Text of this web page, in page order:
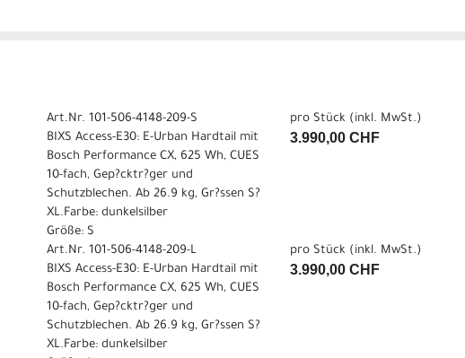
Art.Nr. 101-506-4148-209-S
BIXS Access-E30: E-Urban Hardtail mit
Bosch Performance CX, 625 Wh, CUES
10-fach, Gep?cktr?ger und
Schutzblechen. Ab 26.9 kg, Gr?ssen S?
XL.Farbe: dunkelsilber
Größe: S
pro Stück (inkl. MwSt.)
3.990,00 CHF
Art.Nr. 101-506-4148-209-L
BIXS Access-E30: E-Urban Hardtail mit
Bosch Performance CX, 625 Wh, CUES
10-fach, Gep?cktr?ger und
Schutzblechen. Ab 26.9 kg, Gr?ssen S?
XL.Farbe: dunkelsilber
pro Stück (inkl. MwSt.)
3.990,00 CHF